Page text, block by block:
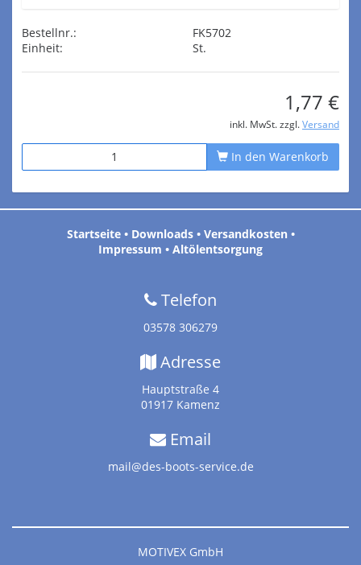
Bestellnr.:
FK5702
Einheit:
St.
1,77 €
inkl. MwSt. zzgl. Versand
In den Warenkorb
Startseite• Downloads• Versandkosten•
Impressum • Altölentsorgung
Telefon
03578 306279
Adresse
Hauptstraße 4
01917 Kamenz
Email
mail@des-boots-service.de
MOTIVEX GmbH